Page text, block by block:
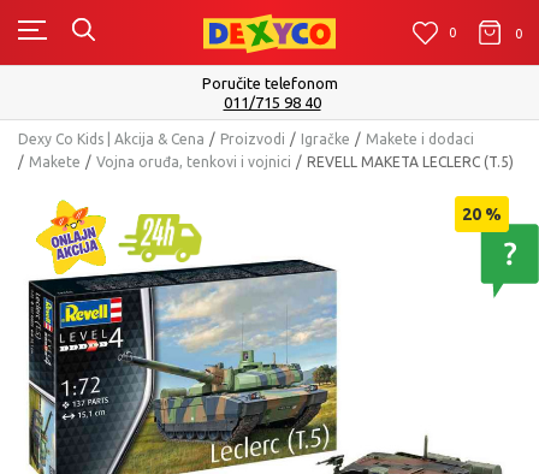
0 0 0
Poručite telefonom
011/715 98 40
Dexy Co Kids | Akcija & Cena Proizvodi Igračke
Makete i dodaci
Makete
Vojna oruđa, tenkovi i vojnici REVELL MAKETA LECLERC (T.5)
20 %